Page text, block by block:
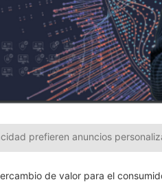
prefieren anuncios
de valor para el